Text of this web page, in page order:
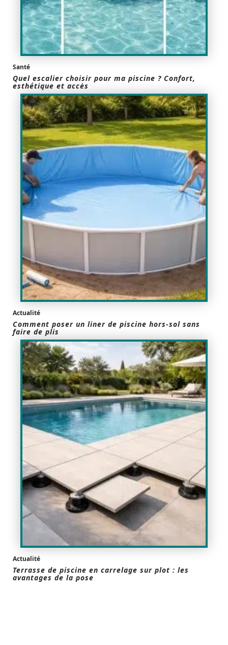
Santé
Quel escalier choisir pour ma piscine ? Confort,
esthétique et accès
Actualité
Comment poser un liner de piscine hors-sol sans
faire de plis
Actualité
Terrasse de piscine en carrelage sur plot : les
avantages de la pose